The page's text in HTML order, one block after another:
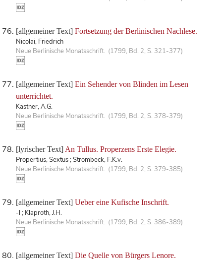
[allgemeiner Text] Fortsetzung der Berlinischen Nachlese.
Nicolai, Friedrich
Neue Berlinische Monatsschrift. (1799, Bd. 2, S. 321-377)
[allgemeiner Text] Ein Sehender von Blinden im Lesen
unterrichtet.
Kästner, A.G.
Neue Berlinische Monatsschrift. (1799, Bd. 2, S. 378-379)
[lyrischer Text] An Tullus. Properzens Erste Elegie.
Propertius, Sextus ; Strombeck, F.K.v.
Neue Berlinische Monatsschrift. (1799, Bd. 2, S. 379-385)
[allgemeiner Text] Ueber eine Kufische Inschrift.
-l ; Klaproth, J.H.
Neue Berlinische Monatsschrift. (1799, Bd. 2, S. 386-389)
[allgemeiner Text] Die Quelle von Bürgers Lenore.